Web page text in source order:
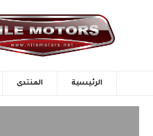
الرئيسية المنتدى